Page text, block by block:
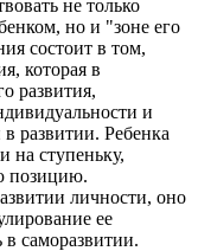
не только
но и "зоне его
состоит в том,
которая в
развития,
и
развитии. Ребенка
на ступеньку,
позицию.
личности, оно
ее
в саморазвитии.